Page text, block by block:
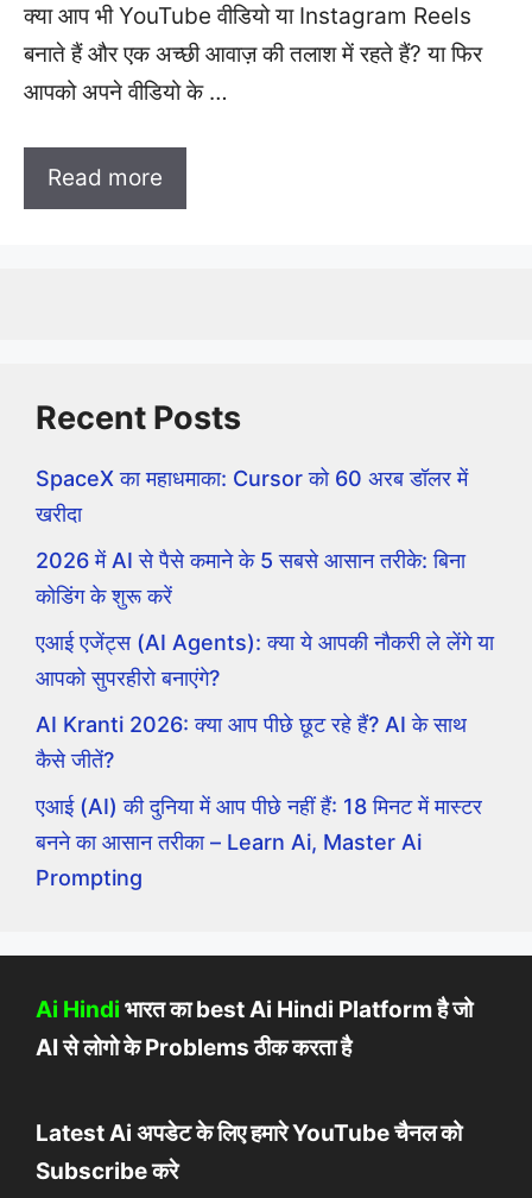
क्या आप भी YouTube वीडियो या Instagram Reels
बनाते हैं और एक अच्छी आवाज़ की तलाश में रहते हैं? या फिर
आपको अपने वीडियो के …
Read more
Recent Posts
SpaceX का महाधमाका: Cursor को 60 अरब डॉलर में
खरीदा
2026 में AI से पैसे कमाने के 5 सबसे आसान तरीके: बिना
कोडिंग के शुरू करें
एआई एजेंट्स (AI Agents): क्या ये आपकी नौकरी ले लेंगे या
आपको सुपरहीरो बनाएंगे?
AI Kranti 2026: क्या आप पीछे छूट रहे हैं? AI के साथ
कैसे जीतें?
एआई (AI) की दुनिया में आप पीछे नहीं हैं: 18 मिनट में मास्टर
बनने का आसान तरीका – Learn Ai, Master Ai
Prompting
Ai Hindi भारत का best Ai Hindi Platform है जो
AI से लोगो के Problems ठीक करता है
Latest Ai अपडेट के लिए हमारे YouTube चैनल को
Subscribe करे